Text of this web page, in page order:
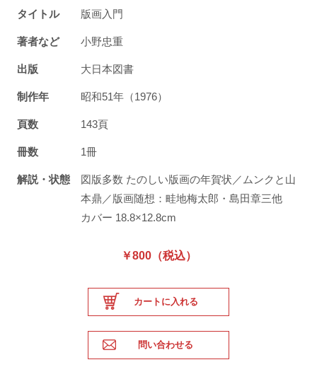
タイトル 版画入門
著者など 小野忠重
出版 大日本図書
制作年 昭和51年（1976）
頁数 143頁
冊数 1冊
解説・状態
図版多数 たのしい版画の年賀状／ムンクと山
本鼎／版画随想：畦地梅太郎・島田章三他
カバー 18.8×12.8cm
￥800（税込）